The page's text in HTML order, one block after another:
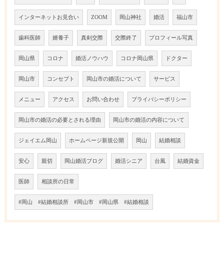
インターネットお見合い ZOOM 岡山神社 婚活 福山市
歯科医師 婿養子 真剣交際 交際終了 プロフィール写真
岡山県 コロナ 婚活ノウハウ コロナ岡山県 ドクター
岡山市 コンセプト 岡山市の婚活について サービス
メニュー アクセス お問い合わせ プライバシーポリシー
岡山市の婚活の必要とされる理由 岡山市の婚活の内容について
ジェイエム岡山 ホームページ新規公開 岡山 結婚相談
安心 親切 岡山婚活ブログ 婚活シニア 台風 結婚資金
医師 相談所の日常
#岡山 #結婚相談所 #岡山市 #岡山県 #結婚相談